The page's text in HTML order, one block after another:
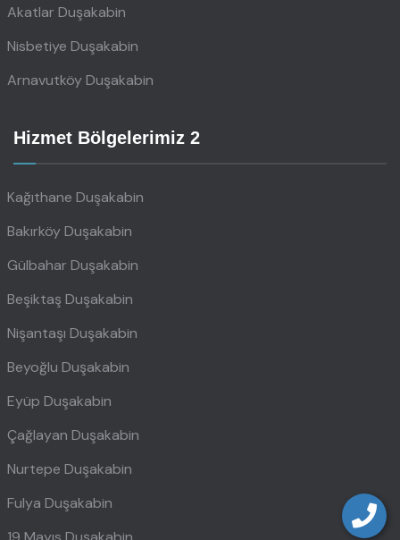
Akatlar Duşakabin
Nisbetiye Duşakabin
Arnavutköy Duşakabin
Hizmet Bölgelerimiz 2
Kağıthane Duşakabin
Bakırköy Duşakabin
Gülbahar Duşakabin
Beşiktaş Duşakabin
Nişantaşı Duşakabin
Beyoğlu Duşakabin
Eyüp Duşakabin
Çağlayan Duşakabin
Nurtepe Duşakabin
Fulya Duşakabin